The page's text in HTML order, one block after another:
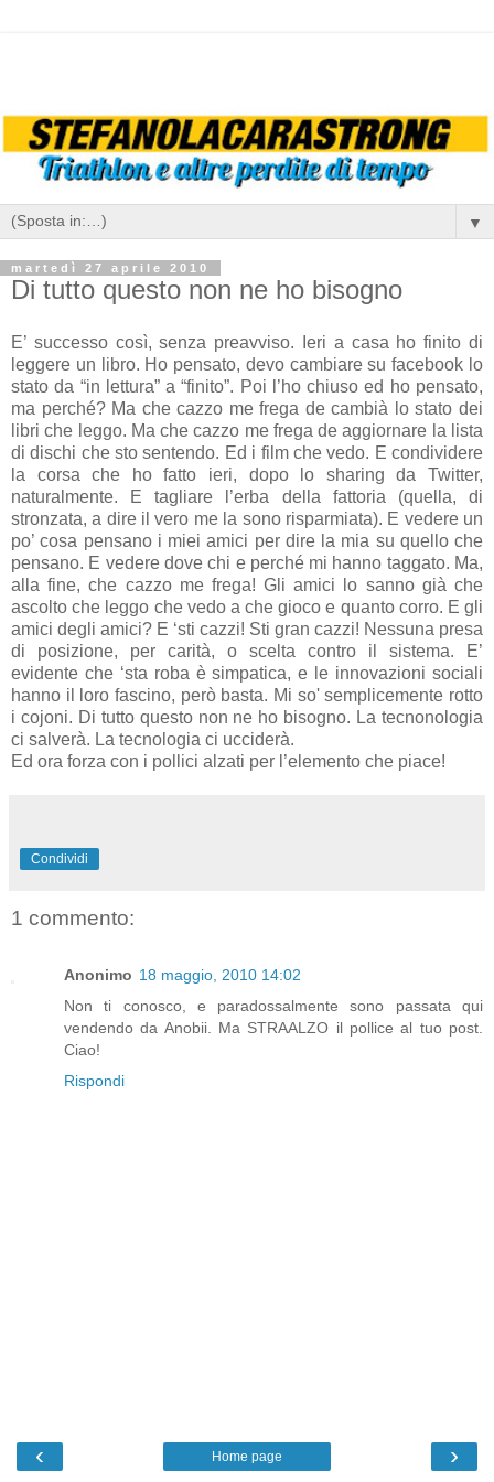
▼
martedì 27 aprile 2010
Di tutto questo non ne ho bisogno
E’ successo così, senza preavviso. Ieri a casa ho finito di
leggere un libro. Ho pensato, devo cambiare su facebook lo
stato da “in lettura” a “finito”. Poi l’ho chiuso ed ho pensato,
ma perché? Ma che cazzo me frega de cambià lo stato dei
libri che leggo. Ma che cazzo me frega de aggiornare la lista
di dischi che sto sentendo. Ed i film che vedo. E condividere
la corsa che ho fatto ieri, dopo lo sharing da Twitter,
naturalmente. E tagliare l’erba della fattoria (quella, di
stronzata, a dire il vero me la sono risparmiata). E vedere un
po’ cosa pensano i miei amici per dire la mia su quello che
pensano. E vedere dove chi e perché mi hanno taggato. Ma,
alla fine, che cazzo me frega! Gli amici lo sanno già che
ascolto che leggo che vedo a che gioco e quanto corro. E gli
amici degli amici? E ‘sti cazzi! Sti gran cazzi! Nessuna presa
di posizione, per carità, o scelta contro il sistema. E’
evidente che ‘sta roba è simpatica, e le innovazioni sociali
hanno il loro fascino, però basta. Mi so' semplicemente rotto
i cojoni. Di tutto questo non ne ho bisogno. La tecnonologia
ci salverà. La tecnologia ci ucciderà.
Ed ora forza con i pollici alzati per l’elemento che piace!
Condividi
1 commento:
Anonimo 18 maggio, 2010 14:02
Non ti conosco, e paradossalmente sono passata qui
vendendo da Anobii. Ma STRAALZO il pollice al tuo post.
Ciao!
Rispondi
‹ ›
Home page